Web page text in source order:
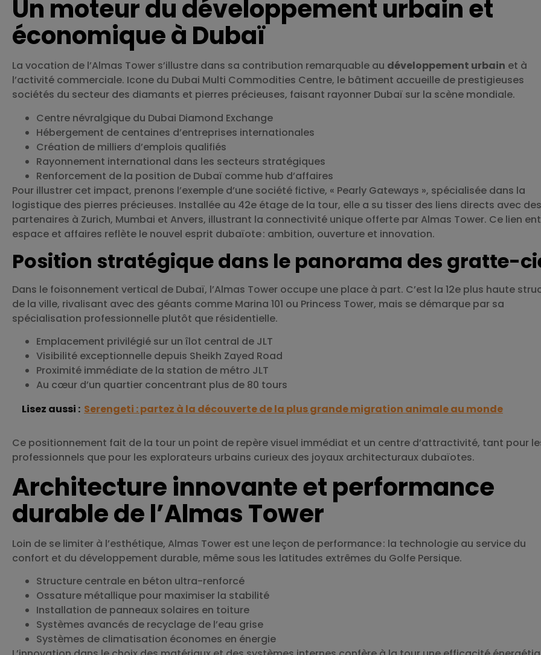
Un moteur du développement urbain et
économique à Dubaï
La vocation de l’Almas Tower s’illustre dans sa contribution remarquable au développement urbain et à
l’activité commerciale. Icone du Dubai Multi Commodities Centre, le bâtiment accueille de prestigieuses
sociétés du secteur des diamants et pierres précieuses, faisant rayonner Dubaï sur la scène mondiale.
Centre névralgique du Dubai Diamond Exchange
Hébergement de centaines d’entreprises internationales
Création de milliers d’emplois qualifiés
Rayonnement international dans les secteurs stratégiques
Renforcement de la position de Dubaï comme hub d’affaires
Pour illustrer cet impact, prenons l’exemple d’une société fictive, « Pearly Gateways », spécialisée dans la
logistique des pierres précieuses. Installée au 42e étage de la tour, elle a su tisser des liens directs avec des
partenaires à Zurich, Mumbai et Anvers, illustrant la connectivité unique offerte par Almas Tower. Ce lien
espace et affaires reflète le nouvel esprit dubaïote : ambition, ouverture et innovation.
Position stratégique dans le panorama des gratte-
Dans le foisonnement vertical de Dubaï, l’Almas Tower occupe une place à part. C’est la 12e plus haute
de la ville, rivalisant avec des géants comme Marina 101 ou Princess Tower, mais se démarque par sa
spécialisation professionnelle plutôt que résidentielle.
Emplacement privilégié sur un îlot central de JLT
Visibilité exceptionnelle depuis Sheikh Zayed Road
Proximité immédiate de la station de métro JLT
Au cœur d’un quartier concentrant plus de 80 tours
Lisez aussi : Serengeti : partez à la découverte de la plus grande migration animale au monde
Ce positionnement fait de la tour un point de repère visuel immédiat et un centre d’attractivité, tant pour
professionnels que pour les explorateurs urbains curieux des joyaux architecturaux dubaïotes.
Architecture innovante et performance
durable de l’Almas Tower
Loin de se limiter à l’esthétique, Almas Tower est une leçon de performance : la technologie au service du
confort et du développement durable, même sous les latitudes extrêmes du Golfe Persique.
Structure centrale en béton ultra-renforcé
Ossature métallique pour maximiser la stabilité
Installation de panneaux solaires en toiture
Systèmes avancés de recyclage de l’eau grise
Systèmes de climatisation économes en énergie